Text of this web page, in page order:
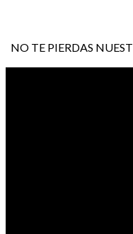
NO TE PIERDAS